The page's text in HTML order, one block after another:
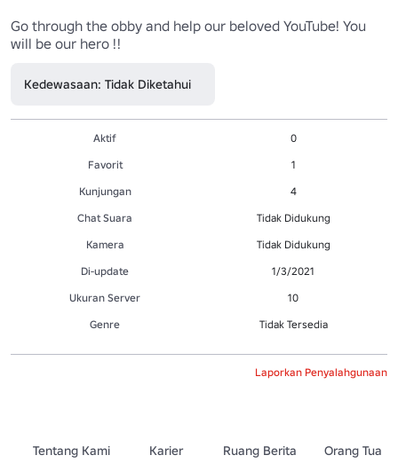
Go through the obby and help our beloved YouTube! You
will be our hero !!
Kedewasaan: Tidak Diketahui
Aktif
0
Favorit
1
Kunjungan
4
Chat Suara
Tidak Didukung
Kamera
Tidak Didukung
Di-update
1/3/2021
Ukuran Server
10
Genre
Tidak Tersedia
Laporkan Penyalahgunaan
Tentang Kami Karier Ruang Berita
Orang Tua